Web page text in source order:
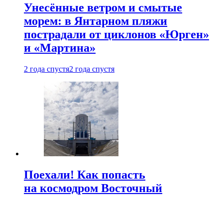
Унесённые ветром и смытые
морем: в Янтарном пляжи
пострадали от циклонов «Юрген»
и «Мартина»
2 года спустя2 года спустя
Поехали! Как попасть
на космодром Восточный